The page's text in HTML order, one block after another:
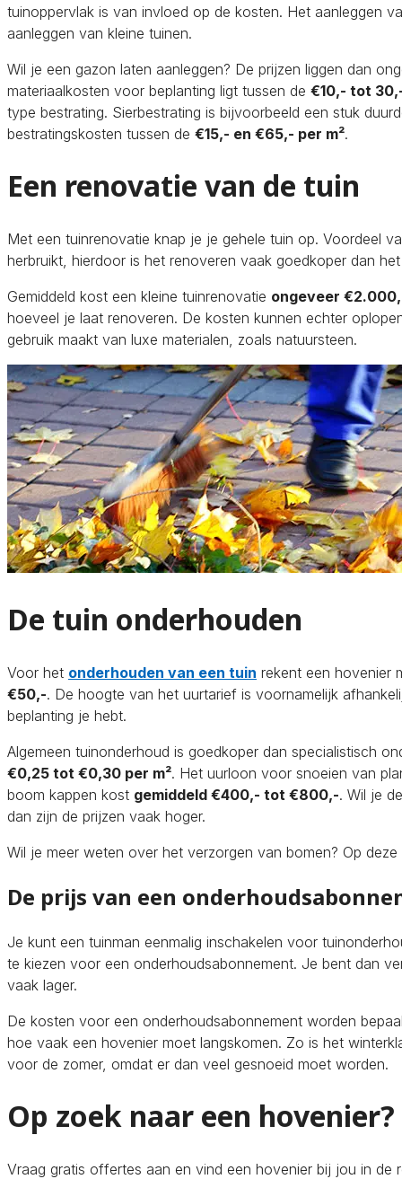
tuinoppervlak is van invloed op de kosten. Het aanleggen
aanleggen van kleine tuinen.
Wil je een gazon laten aanleggen? De prijzen liggen dan
materiaalkosten voor beplanting ligt tussen de €10,- tot
type bestrating. Sierbestrating is bijvoorbeeld een stuk
bestratingskosten tussen de €15,- en €65,- per m².
Een renovatie van de tuin
Met een tuinrenovatie knap je je gehele tuin op. Voordeel
herbruikt, hierdoor is het renoveren vaak goedkoper dan
Gemiddeld kost een kleine tuinrenovatie ongeveer
hoeveel je laat renoveren. De kosten kunnen echter
gebruik maakt van luxe materialen, zoals natuursteen.
De tuin onderhouden
Voor het onderhouden van een tuin rekent een hovenier
€50,-. De hoogte van het uurtarief is voornamelijk
beplanting je hebt.
Algemeen tuinonderhoud is goedkoper dan specialistisch
€0,25 tot €0,30 per m². Het uurloon voor snoeien van
boom kappen kost gemiddeld €400,- tot €800,-. Wil je
dan zijn de prijzen vaak hoger.
Wil je meer weten over het verzorgen van bomen? Op
De prijs van een
Je kunt een tuinman eenmalig inschakelen voor
te kiezen voor een onderhoudsabonnement. Je bent dan
vaak lager.
De kosten voor een onderhoudsabonnement worden
hoe vaak een hovenier moet langskomen. Zo is het
voor de zomer, omdat er dan veel gesnoeid moet worden.
Op zoek naar een hovenier?
Vraag gratis offertes aan en vind een hovenier bij jou in de